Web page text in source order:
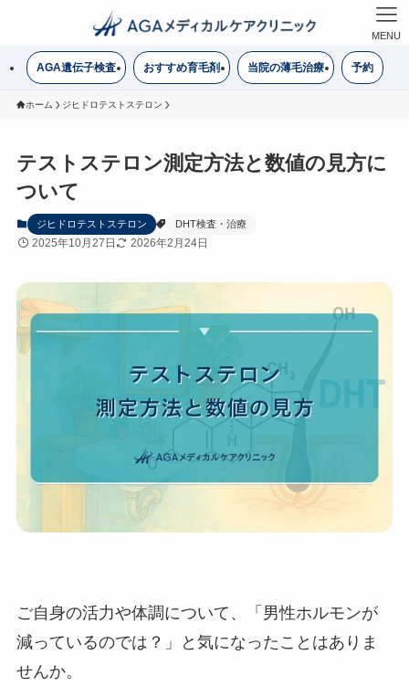
MENU
AGA遺伝子検査 おすすめ育毛剤 当院の薄毛治療 予約
ホーム ジヒドロテストステロン
テストステロン測定方法と数値の見方に
ついて
ジヒドロテストステロン DHT検査・治療
2025年10月27日 2026年2月24日
ご自身の活力や体調について、「男性ホルモンが
減っているのでは？」と気になったことはありま
せんか。